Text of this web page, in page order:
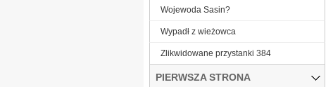
Wojewoda Sasin?
Wypadł z wieżowca
Zlikwidowane przystanki 384
PIERWSZA STRONA